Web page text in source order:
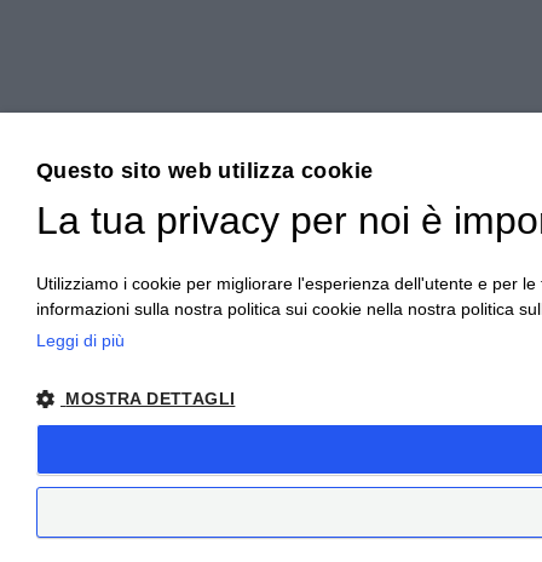
Questo sito web utilizza cookie
La tua privacy per noi è
Utilizziamo i cookie per migliorare l'esperienza dell'utente e per
informazioni sulla nostra politica sui cookie nella nostra politica
Leggi di più
MOSTRA DETTAGLI